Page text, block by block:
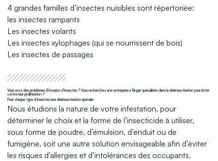
4 grandes familles d’insectes nuisibles sont répertoriée:
les insectes rampants
Les insectes volants
Les insectes xylophages (qui se nourrissent de bois)
Les insectes de passages
Vous avez des problèmes d’invasion d’insectes ? Vous recherchez une entreprise a Tanger spécialisée dans la désinsectisation pour lutter
contre leur prolifération ?
Pour chaque type d’insectes une désinsectisation spéciale
Nous étudions la nature de votre infestation, pour
déterminer le choix et la forme de l’insecticide à utiliser,
sous forme de poudre, d’émulsion, d’enduit ou de
fumigène, soit une autre solution envisageable afin d’éviter
les risques d’allergies et d’intolérances des occupants.